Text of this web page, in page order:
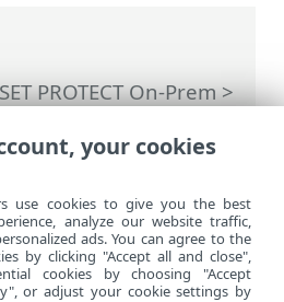
PROTECT On-Prem>
主菜单 >计算机>组>
your cookies
use cookies to give you the best
analyze our website traffic,
ads. You can agree to the
by clicking "Accept all and close",
cookies by choosing "Accept
or adjust your cookie settings by